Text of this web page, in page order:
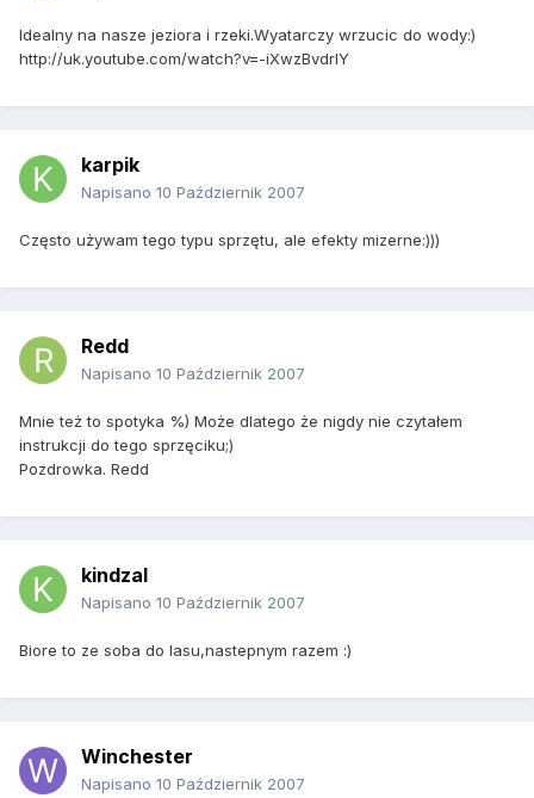
Idealny na nasze jeziora i rzeki.Wyatarczy wrzucic do wody:)
http://uk.youtube.com/watch?v=-iXwzBvdrIY
karpik
Napisano 10 Październik 2007
Często używam tego typu sprzętu, ale efekty mizerne:)))
Redd
Napisano 10 Październik 2007
Mnie też to spotyka %) Może dlatego że nigdy nie czytałem
instrukcji do tego sprzęciku;)
Pozdrowka. Redd
kindzal
Napisano 10 Październik 2007
Biore to ze soba do lasu,nastepnym razem :)
Winchester
Napisano 10 Październik 2007